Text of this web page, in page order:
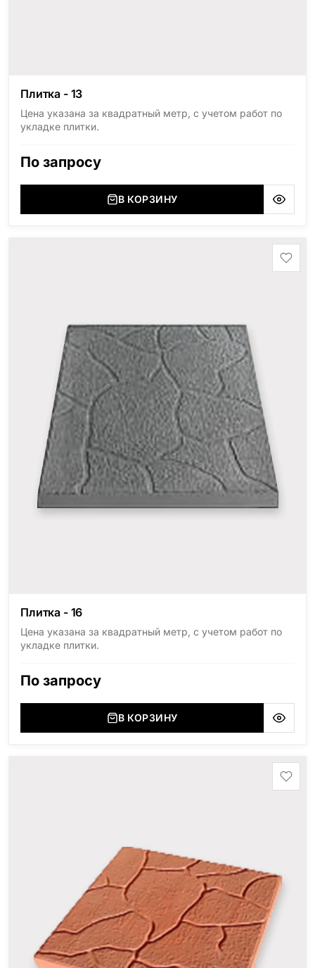
Плитка - 13
Цена указана за квадратный метр, с учетом работ по
укладке плитки.
По запросу
В КОРЗИНУ
Плитка - 16
Цена указана за квадратный метр, с учетом работ по
укладке плитки.
По запросу
В КОРЗИНУ